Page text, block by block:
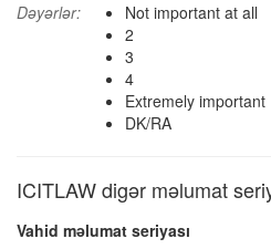
Dəyərlər:
Not important at all
2
3
4
Extremely important
DK/RA
ICITLAW digər məlumat
Vahid məlumat seriyası